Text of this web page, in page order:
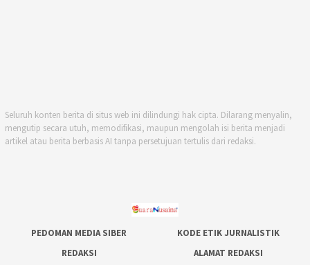
Seluruh konten berita di situs web ini dilindungi hak cipta. Dilarang menyalin,
mengutip secara utuh, memodifikasi, maupun mengolah isi berita menjadi
artikel atau berita berbasis AI tanpa persetujuan tertulis dari redaksi.
PEDOMAN MEDIA SIBER
KODE ETIK JURNALISTIK
REDAKSI
ALAMAT REDAKSI